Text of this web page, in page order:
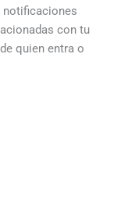
notificaciones
con tu
quien entra o